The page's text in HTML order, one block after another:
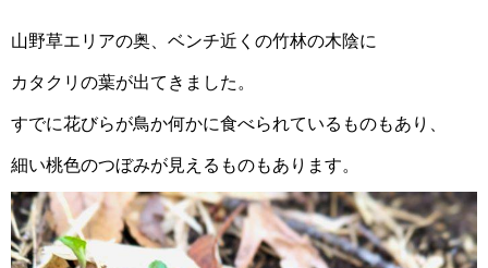
山野草エリアの奥、ベンチ近くの竹林の木陰に
カタクリの葉が出てきました。
すでに花びらが鳥か何かに食べられているものもあり、
細い桃色のつぼみが見えるものもあります。